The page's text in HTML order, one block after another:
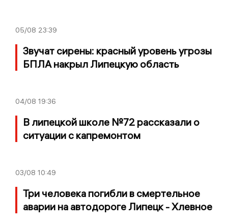
05/08 23:39
Звучат сирены: красный уровень угрозы
БПЛА накрыл Липецкую область
04/08 19:36
В липецкой школе №72 рассказали о
ситуации с капремонтом
03/08 10:49
Три человека погибли в смертельное
аварии на автодороге Липецк - Хлевное